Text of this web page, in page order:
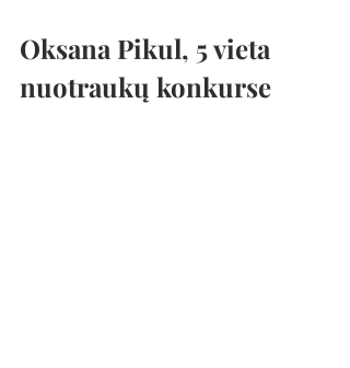
Oksana Pikul, 5 vieta
nuotraukų konkurse